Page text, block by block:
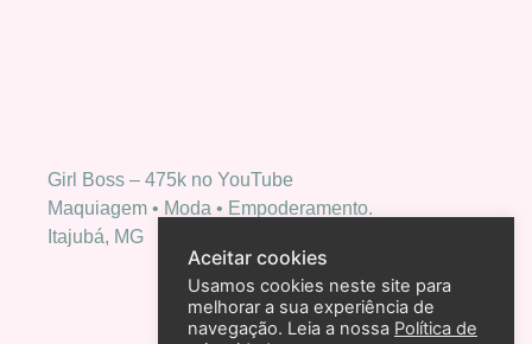
Girl Boss – 475k no YouTube
Maquiagem • Moda • Empoderamento.
Itajubá, MG
Aceitar cookies
Usamos cookies neste site para
melhorar a sua experiência de
navegação. Leia a nossa Política de